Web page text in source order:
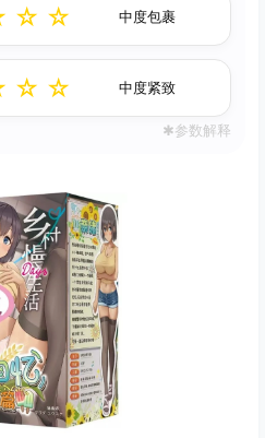
☆ ☆ 中度包裹
☆ ☆ 中度紧致
✱参数解释